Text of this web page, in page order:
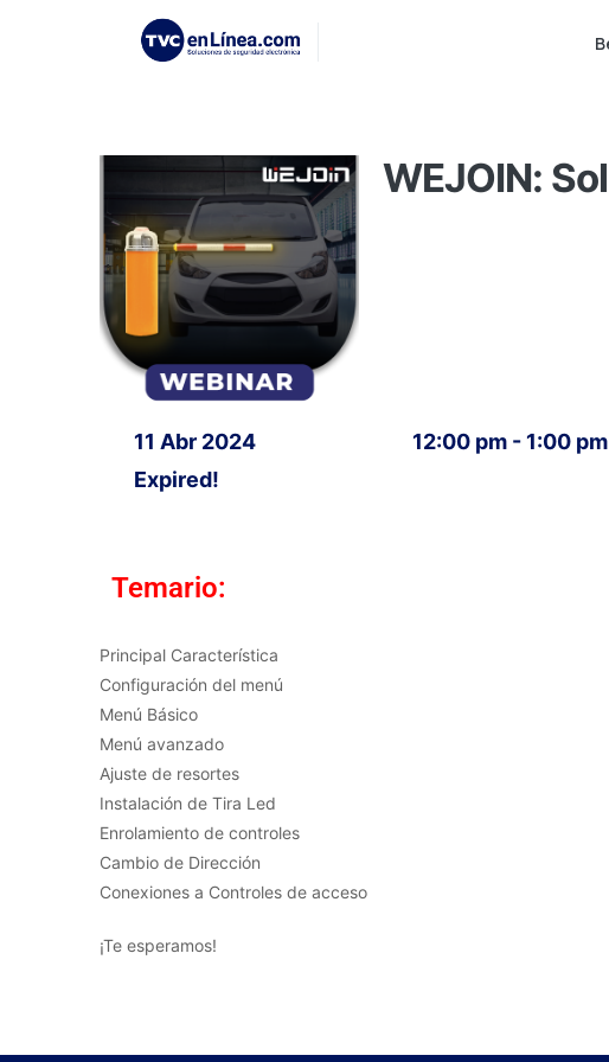
WEJOIN:
11 Abr 2024
Expired!
12:00 pm - 1:00 pm
Temario:
Principal Característica
Configuración del menú
Menú Básico
Menú avanzado
Ajuste de resortes
Instalación de Tira Led
Enrolamiento de controles
Cambio de Dirección
Conexiones a Controles de acceso
¡Te esperamos!